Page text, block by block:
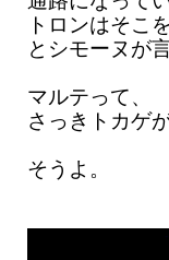
トロンはそこ
とシモーヌが
マルテって、
さっきトカゲ
そうよ。